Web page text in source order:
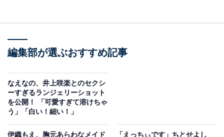
編集部が選ぶおすすめ記事
なえなの、井上咲楽とのセクシ
ーすぎるランジェリーショット
を公開！ 「可愛すぎて溶けちゃ
う」「白い！細い！」
伊織もえ、胸元あらわなメイド 「えっちぃです」ちとせよし